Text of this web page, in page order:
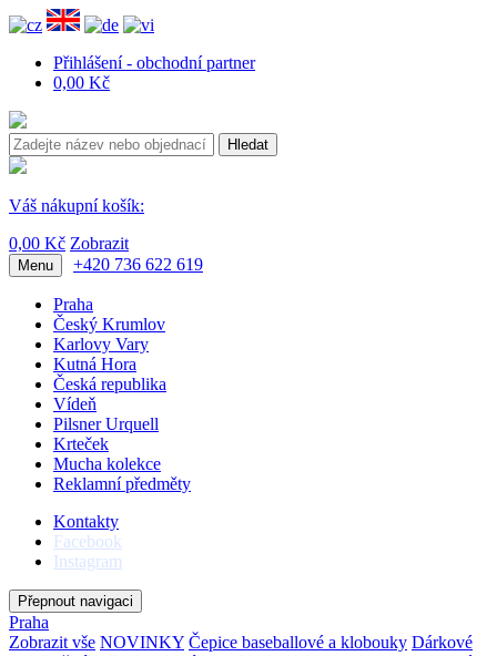
Přihlášení - obchodní partner
0,00 Kč
Hledat
Váš nákupní košík:
0,00 Kč Zobrazit
Menu +420 736 622 619
Praha
Český Krumlov
Karlovy Vary
Kutná Hora
Česká republika
Vídeň
Pilsner Urquell
Krteček
Mucha kolekce
Reklamní předměty
Kontakty
Facebook
Instagram
Přepnout navigaci
Praha
Zobrazit vše NOVINKY Čepice baseballové a klobouky Dárkové